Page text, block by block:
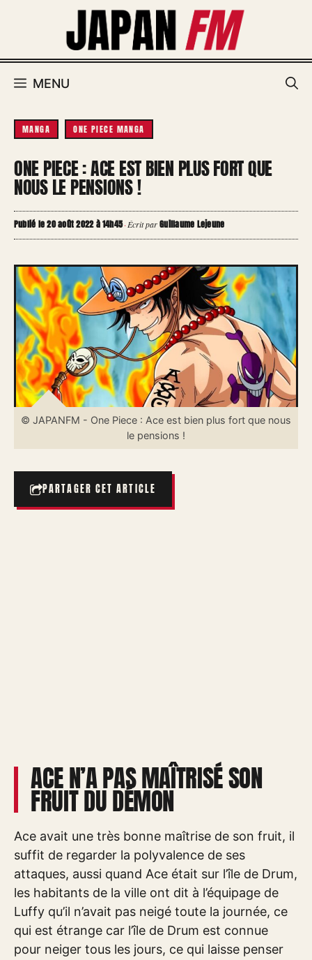
MENU
MANGA ONE PIECE MANGA
ONE PIECE : ACE EST BIEN PLUS FORT QUE
NOUS LE PENSIONS !
Publié le 20 août 2022 à 14h45·Écrit parGuillaume Lejeune
© JAPANFM - One Piece : Ace est bien plus fort que nous
le pensions !
PARTAGER CET ARTICLE
ACE N’A PAS MAÎTRISÉ SON
FRUIT DU DÉMON
Ace avait une très bonne maîtrise de son fruit, il
suffit de regarder la polyvalence de ses
attaques, aussi quand Ace était sur l’île de Drum,
les habitants de la ville ont dit à l’équipage de
Luffy qu’il n’avait pas neigé toute la journée, ce
qui est étrange car l’île de Drum est connue
pour neiger tous les jours, ce qui laisse penser